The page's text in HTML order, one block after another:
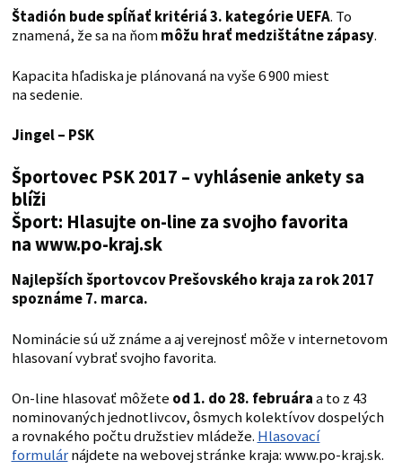
Štadión bude spĺňať kritériá 3. kategórie UEFA. To
znamená, že sa na ňommôžu hrať medzištátne zápasy.
Kapacita hľadiska je plánovaná na vyše 6 900 miest
na sedenie.
Jingel – PSK
Športovec PSK 2017 – vyhlásenie ankety sa
blíži
Šport: Hlasujte on-line za svojho favorita
na www.po-kraj.sk
Najlepších športovcov Prešovského kraja za rok 2017
spoznáme 7. marca.
Nominácie sú už známe a aj verejnosť môže v internetovom
hlasovaní vybrať svojho favorita.
On-line hlasovať môžete od 1. do 28. februáraa to z 43
nominovaných jednotlivcov, ôsmych kolektívov dospelých
a rovnakého počtu družstiev mládeže. Hlasovací
formulárnájdete na webovej stránke kraja: www.po-kraj.sk.